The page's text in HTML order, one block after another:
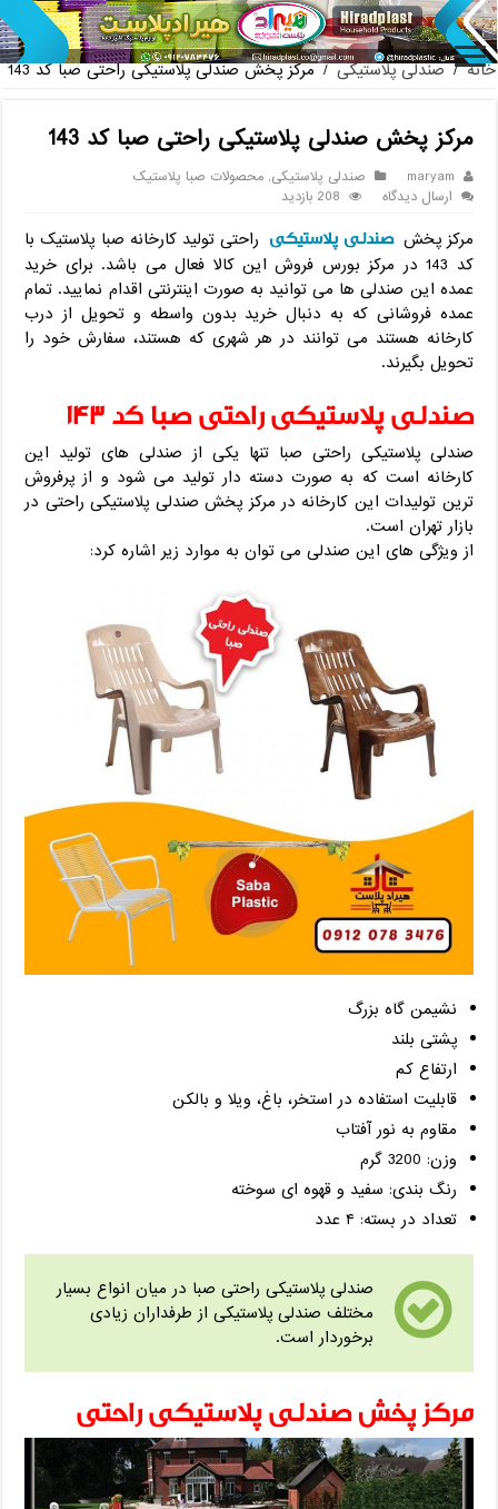
پخش ع
خانه / صندلی پلاستیکی / مرکز پخش صندلی پلاستیکی راحتی صبا کد 143
مرکز پخش صندلی پلاستیکی راحتی صبا کد 143
maryam صندلی پلاستیکی,محصولات صبا پلاستیک
ارسال دیدگاه
208 بازدید
مرکز پخش صندلی پلاستیکی راحتی تولید کارخانه صبا پلاستیک با
کد 143 در مرکز بورس فروش این کالا فعال می باشد. برای خرید
عمده این صندلی ها می توانید به صورت اینترنتی اقدام نمایید. تمام
عمده فروشانی که به دنبال خرید بدون واسطه و تحویل از درب
کارخانه هستند می توانند در هر شهری که هستند، سفارش خود را
تحویل بگیرند.
صندلی پلاستیکی راحتی صبا کد 143
صندلی پلاستیکی راحتی صبا تنها یکی از صندلی های تولید این
کارخانه است که به صورت دسته دار تولید می شود و از پرفروش
ترین تولیدات این کارخانه در مرکز پخش صندلی پلاستیکی راحتی در
بازار تهران است.
از ویژگی های این صندلی می توان به موارد زیر اشاره کرد:
نشیمن گاه بزرگ
پشتی بلند
ارتفاع کم
قابلیت استفاده در استخر، باغ، ویلا و بالکن
مقاوم به نور آفتاب
وزن: 3200 گرم
رنگ بندی: سفید و قهوه ای سوخته
تعداد در بسته: ۴ عدد
صندلی پلاستیکی راحتی صبا در میان انواع بسیار
مختلف صندلی پلاستیکی از طرفداران زیادی
برخوردار است.
مرکز پخش صندلی پلاستیکی راحتی